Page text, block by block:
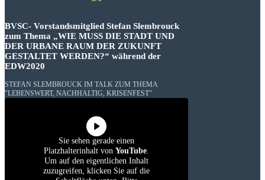
BVSC- Vorstandsmitglied Stefan Slembrouck
zum Thema „WIE MUSS DIE STADT UND
DER URBANE RAUM DER ZUKUNFT
GESTALTET WERDEN?“ während der
EDW2020
STEFAN SLEMBROUCK IM TALK ZUM THEMA
"LEBENSWERT, NACHHALTIG, KRISENFEST"
Sie sehen gerade einen
Platzhalterinhalt von YouTube.
Um auf den eigentlichen Inhalt
zuzugreifen, klicken Sie auf die